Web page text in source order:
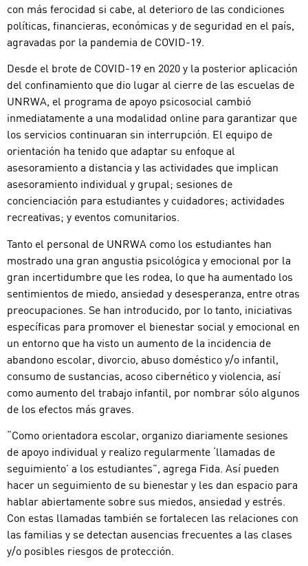
con más ferocidad si cabe, al deterioro de las condiciones
políticas, financieras, económicas y de seguridad en el país,
agravadas por la pandemia de COVID-19.
Desde el brote de COVID-19 en 2020 y la posterior aplicación
del confinamiento que dio lugar al cierre de las escuelas de
UNRWA, el programa de apoyo psicosocial cambió
inmediatamente a una modalidad online para garantizar que
los servicios continuaran sin interrupción. El equipo de
orientación ha tenido que adaptar su enfoque al
asesoramiento a distancia y las actividades que implican
asesoramiento individual y grupal; sesiones de
concienciación para estudiantes y cuidadores; actividades
recreativas; y eventos comunitarios.
Tanto el personal de UNRWA como los estudiantes han
mostrado una gran angustia psicológica y emocional por la
gran incertidumbre que les rodea, lo que ha aumentado los
sentimientos de miedo, ansiedad y desesperanza, entre otras
preocupaciones. Se han introducido, por lo tanto, iniciativas
específicas para promover el bienestar social y emocional en
un entorno que ha visto un aumento de la incidencia de
abandono escolar, divorcio, abuso doméstico y/o infantil,
consumo de sustancias, acoso cibernético y violencia, así
como aumento del trabajo infantil, por nombrar sólo algunos
de los efectos más graves.
“Como orientadora escolar, organizo diariamente sesiones
de apoyo individual y realizo regularmente ‘llamadas de
seguimiento’ a los estudiantes”, agrega Fida. Así pueden
hacer un seguimiento de su bienestar y les dan espacio para
hablar abiertamente sobre sus miedos, ansiedad y estrés.
Con estas llamadas también se fortalecen las relaciones con
las familias y se detectan ausencias frecuentes a las clases
y/o posibles riesgos de protección.